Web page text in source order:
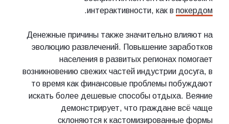
интерактивности, как в
.
Денежные причины также значительно
эволюцию развлечений. Повышение
населения в развитых регионах
возникновению свежих частей индустрии
то время как финансовые проблемы
искать более дешевые способы
демонстрирует, что граждане
склоняются к